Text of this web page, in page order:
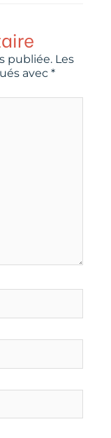
publiée. Les
avec *